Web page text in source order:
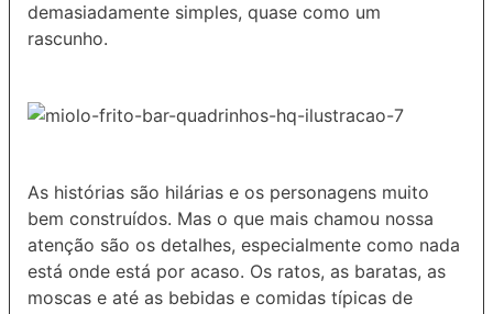
demasiadamente simples, quase como um
rascunho.
As histórias são hilárias e os personagens muito
bem construídos. Mas o que mais chamou nossa
atenção são os detalhes, especialmente como nada
está onde está por acaso. Os ratos, as baratas, as
moscas e até as bebidas e comidas típicas de